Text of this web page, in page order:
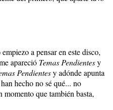
a pensar en este disco,
apareció Temas Pendientesy
Pendientesy adónde apunta
hecho no sé qué... no
momento que también basta,